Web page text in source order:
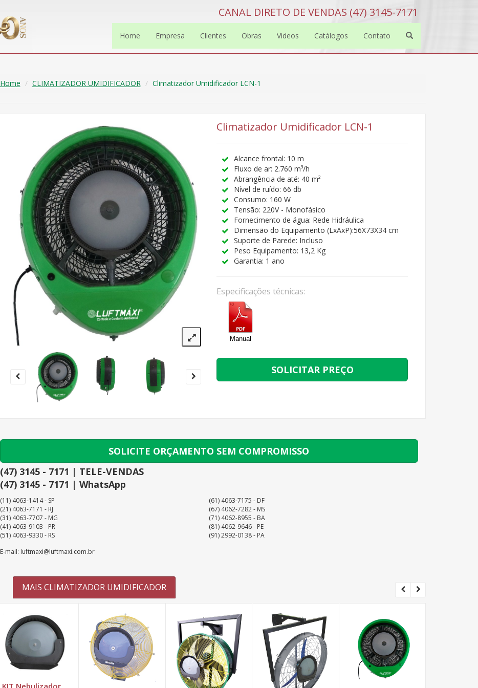
CANAL DIRETO DE VENDAS (47) 3145-7171
Home Empresa Clientes Obras Videos Catálogos Contato
Home CLIMATIZADOR UMIDIFICADOR Climatizador Umidificador LCN-1
Climatizador Umidificador LCN-1
Alcance frontal: 10 m
Fluxo de ar: 2.760 m³/h
Abrangência de até: 40 m²
Nível de ruído: 66 db
Consumo: 160 W
Tensão: 220V - Monofásico
Fornecimento de água: Rede Hidráulica
Dimensão do Equipamento (LxAxP):56X73X34 cm
Suporte de Parede: Incluso
Peso Equipamento: 13,2 Kg
Garantia: 1 ano
Especificações técnicas:
Manual
SOLICITAR PREÇO
SOLICITE ORÇAMENTO SEM COMPROMISSO
(47) 3145 - 7171 | TELE-VENDAS
(47) 3145 - 7171 | WhatsApp
(11) 4063-1414 - SP
(21) 4063-7171 - RJ
(31) 4063-7707 - MG
(41) 4063-9103 - PR
(51) 4063-9330 - RS
(61) 4063-7175 - DF
(67) 4062-7282 - MS
(71) 4062-8955 - BA
(81) 4062-9646 - PE
(91) 2992-0138 - PA
E-mail: luftmaxi@luftmaxi.com.br
MAIS CLIMATIZADOR UMIDIFICADOR
KIT Nebulizador